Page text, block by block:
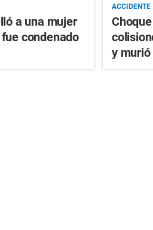
a una mujer
condenado
ACCIDENTE
y